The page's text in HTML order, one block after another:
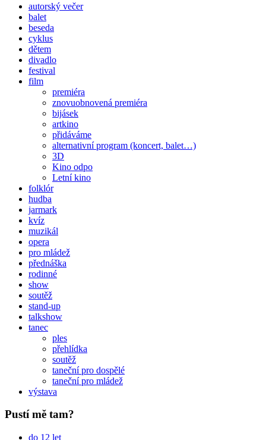
autorský večer
balet
beseda
cyklus
dětem
divadlo
festival
film
premiéra
znovuobnovená premiéra
bijásek
artkino
přidáváme
alternativní program (koncert, balet…)
3D
Kino odpo
Letní kino
folklór
hudba
jarmark
kvíz
muzikál
opera
pro mládež
přednáška
rodinné
show
soutěž
stand-up
talkshow
tanec
ples
přehlídka
soutěž
taneční pro dospělé
taneční pro mládež
výstava
Pustí mě tam?
do 12 let